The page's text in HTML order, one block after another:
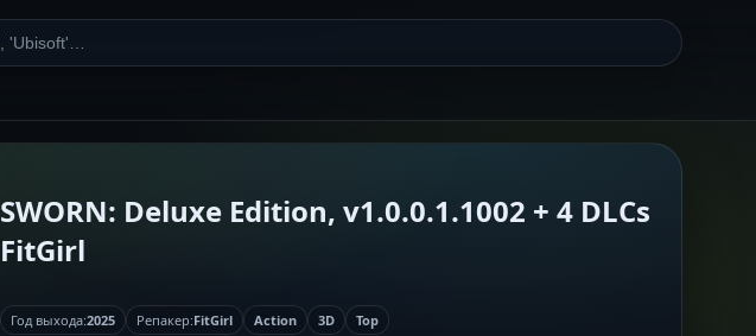
SWORN: Deluxe Edition, v1.0.0.1.1002 + 4 DLCs
FitGirl
Год выхода:2025 Репакер:FitGirl Action 3D Top